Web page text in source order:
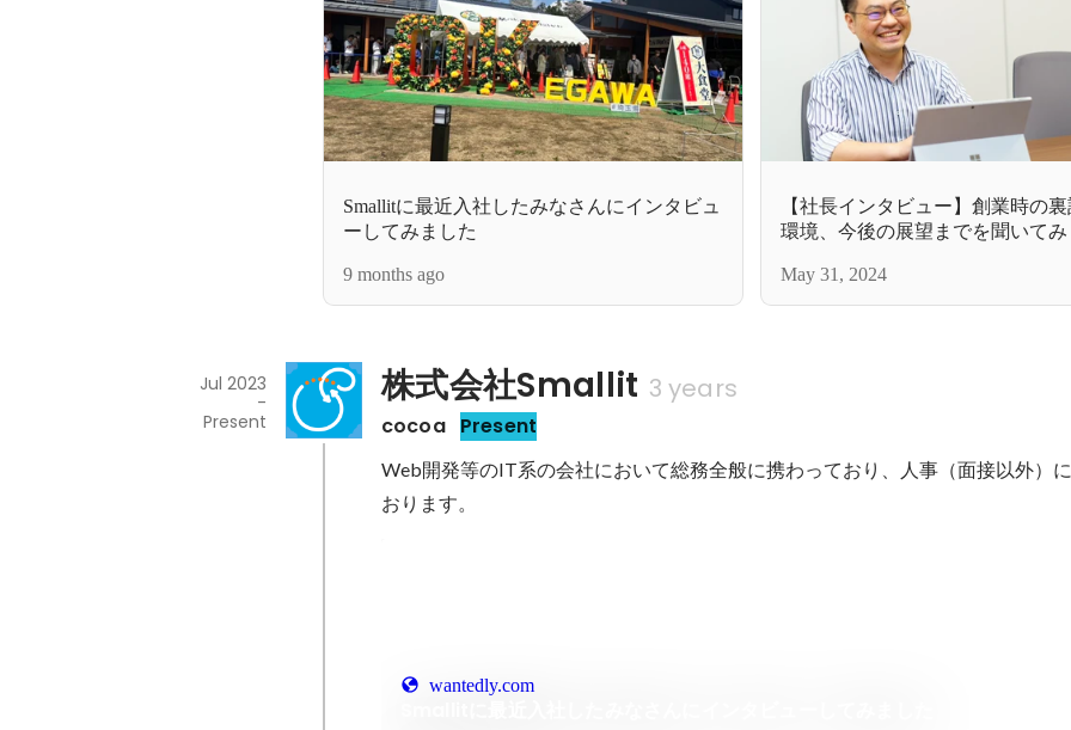
Smallitに最近入社したみなさんにインタビュ
ーしてみました
9 months ago
【社長インタビュー】創業時の
環境、今後の展望までを聞いて
May 31, 2024
株式会社Smallit 3 years
cocoa Present
Jul 2023
-
Present
Web開発等のIT系の会社において総務全般に携わっており、人事（面接以外）
おります。
wantedly.com